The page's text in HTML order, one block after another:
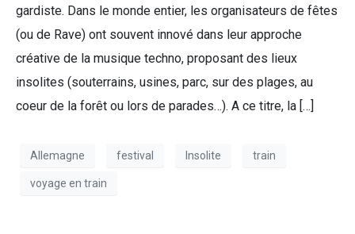
gardiste. Dans le monde entier, les organisateurs de fêtes
(ou de Rave) ont souvent innové dans leur approche
créative de la musique techno, proposant des lieux
insolites (souterrains, usines, parc, sur des plages, au
coeur de la forêt ou lors de parades…). A ce titre, la […]
Allemagne festival Insolite train
voyage en train